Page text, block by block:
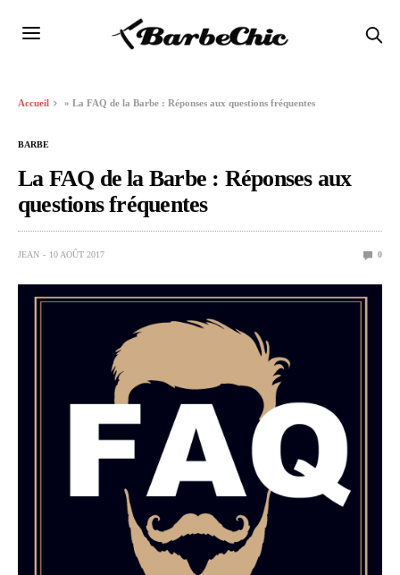
Accueil »La FAQ de la Barbe : Réponses aux questions fréquentes
BARBE
La FAQ de la Barbe : Réponses aux
questions fréquentes
JEAN 10 AOÛT 2017 0